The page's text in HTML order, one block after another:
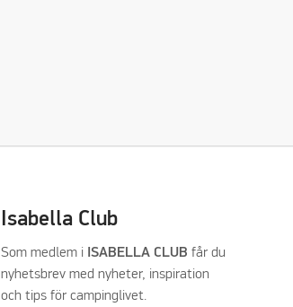
Isabella Club
Som medlem i ISABELLA CLUB får du
nyhetsbrev med nyheter, inspiration
och tips för campinglivet.